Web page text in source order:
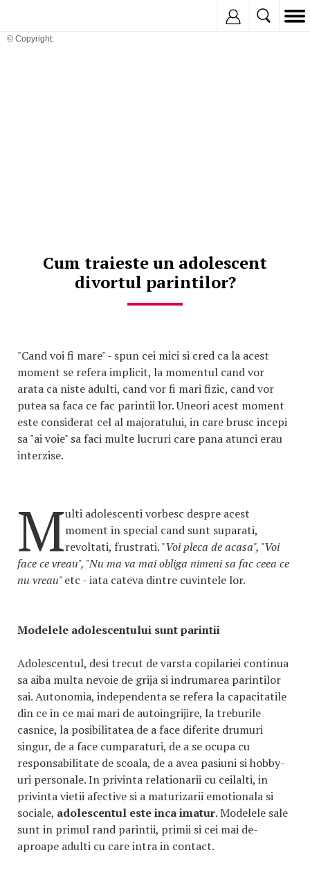
© Copyright:
Cum traieste un adolescent
divortul parintilor?
"Cand voi fi mare" - spun cei mici si cred ca la acest
moment se refera implicit, la momentul cand vor
arata ca niste adulti, cand vor fi mari fizic, cand vor
putea sa faca ce fac parintii lor. Uneori acest moment
este considerat cel al majoratului, in care brusc incepi
sa "ai voie" sa faci multe lucruri care pana atunci erau
interzise.
Multi adolescenti vorbesc despre acest
moment in special cand sunt suparati,
revoltati, frustrati. "Voi pleca de acasa", "Voi
face ce vreau", "Nu ma va mai obliga nimeni sa fac ceea ce
nu vreau"etc - iata cateva dintre cuvintele lor.
Modelele adolescentului sunt parintii
Adolescentul, desi trecut de varsta copilariei continua
sa aiba multa nevoie de grija si indrumarea parintilor
sai. Autonomia, independenta se refera la capacitatile
din ce in ce mai mari de autoingrijire, la treburile
casnice, la posibilitatea de a face diferite drumuri
singur, de a face cumparaturi, de a se ocupa cu
responsabilitate de scoala, de a avea pasiuni si hobby-
uri personale. In privinta relationarii cu ceilalti, in
privinta vietii afective si a maturizarii emotionala si
sociale, adolescentul este inca imatur. Modelele sale
sunt in primul rand parintii, primii si cei mai de-
aproape adulti cu care intra in contact.